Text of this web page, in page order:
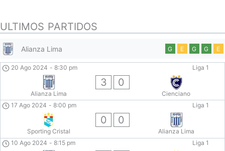
ULTIMOS PARTIDOS
Alianza Lima G E G G E
Liga 1
20 Ago 2024 - 8:30 pm
Alianza Lima
3 0
Cienciano
Liga 1
17 Ago 2024 - 8:00 pm
Sporting Cristal
0 0
Alianza Lima
Liga 1
10 Ago 2024 - 8:15 pm